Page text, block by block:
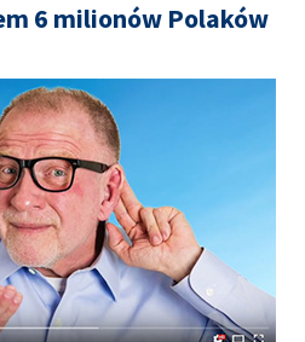
6 milionów Polaków